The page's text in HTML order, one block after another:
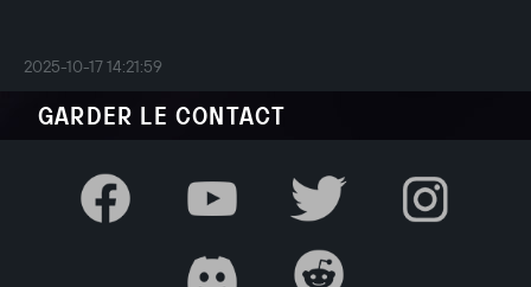
2025-10-17 14:21:59
GARDER LE CONTACT